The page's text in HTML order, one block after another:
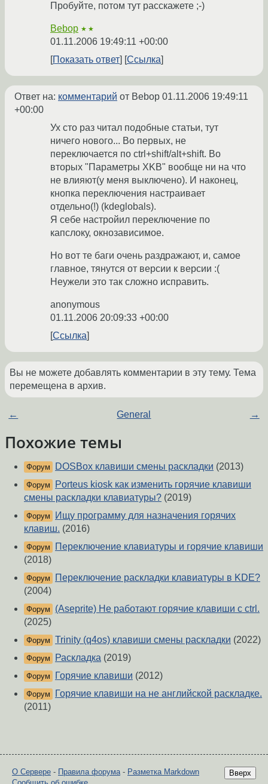
Пробуйте, потом тут расскажете ;-)
Bebop ★★
01.11.2006 19:49:11 +00:00
Показать ответ
Ссылка
Ответ на: комментарий от Bebop 01.11.2006 19:49:11
+00:00
Ух сто раз читал подобные статьи, тут
ничего нового... Во первых, не
переключается по ctrl+shift/alt+shift. Во
вторых "Параметры XKB" вообще ни на что
не влияют(у меня выключено). И наконец,
кнопка переключения настраивает
отдельно(!) (kdeglobals).
Я себе настройил переключение по
капслоку, окнозависимое.
Но вот те баги очень раздражают, и, самое
главное, тянутся от версии к версии :(
Неужели это так сложно исправить.
anonymous
01.11.2006 20:09:33 +00:00
Ссылка
Вы не можете добавлять комментарии в эту тему. Тема
перемещена в архив.
← General →
Похожие темы
Форум DOSBox клавиши смены раскладки (2013)
Форум
Porteus kiosk как изменить горячие клавиши
смены раскладки клавиатуры? (2019)
Форум
Ищу программу для назначения горячих
клавиш. (2016)
Форум
Переключение клавиатуры и горячие клавиши
(2018)
Форум
Переключение раскладки клавиатуры в KDE?
(2004)
Форум
(Aseprite) Не работают горячие клавиши с ctrl.
(2025)
Форум Trinity (q4os) клавиши смены раскладки (2022)
Форум Раскладка (2019)
Форум Горячие клавиши (2012)
Форум
Горячие клавиши на не английской раскладке.
(2011)
Вверх
О Сервере - Правила форума- Разметка Markdown